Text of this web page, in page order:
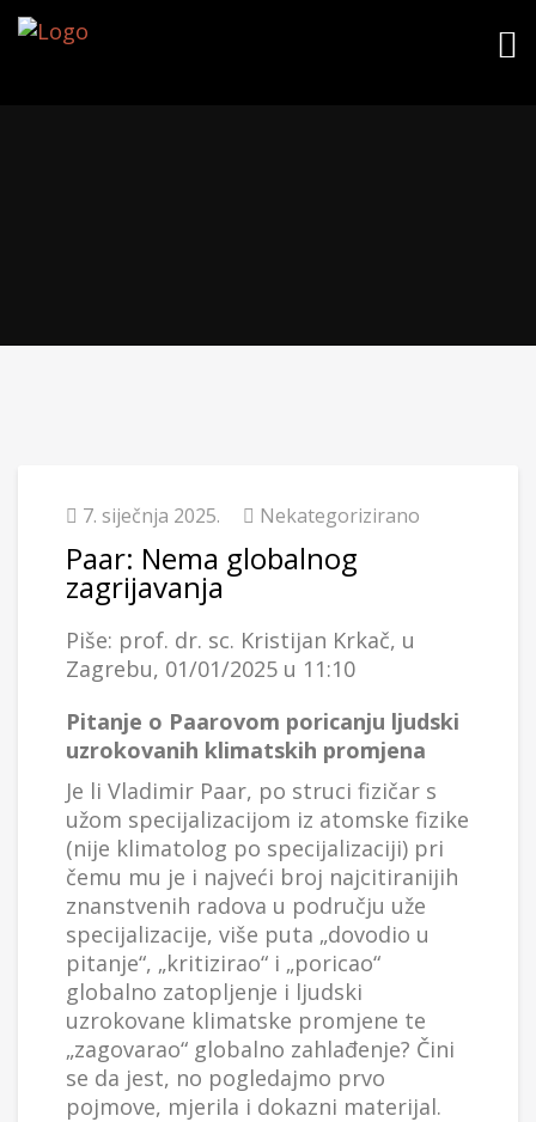
7. siječnja 2025. Nekategorizirano
Paar: Nema globalnog
zagrijavanja
Piše: prof. dr. sc. Kristijan Krkač, u
Zagrebu, 01/01/2025 u 11:10
Pitanje o Paarovom poricanju ljudski
uzrokovanih klimatskih promjena
Je li Vladimir Paar, po struci fizičar s
užom specijalizacijom iz atomske fizike
(nije klimatolog po specijalizaciji) pri
čemu mu je i najveći broj najcitiranijih
znanstvenih radova u području uže
specijalizacije, više puta „dovodio u
pitanje“, „kritizirao“ i „poricao“
globalno zatopljenje i ljudski
uzrokovane klimatske promjene te
„zagovarao“ globalno zahlađenje? Čini
se da jest, no pogledajmo prvo
pojmove, mjerila i dokazni materijal.